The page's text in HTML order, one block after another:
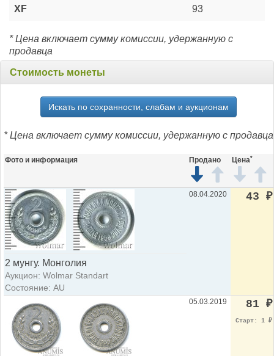
XF 93
* Цена включает сумму комиссии, удержанную с
продавца
Стоимость монеты
Искать по сохранности, слабам и аукционам
* Цена включает сумму комиссии, удержанную с продавца
Фото и информация Продано Цена*
2 мунгу. Монголия
Аукцион: Wolmar Standart
Состояние: AU
08.04.2020 43 ₽
05.03.2019 81 ₽
Старт: 1 ₽